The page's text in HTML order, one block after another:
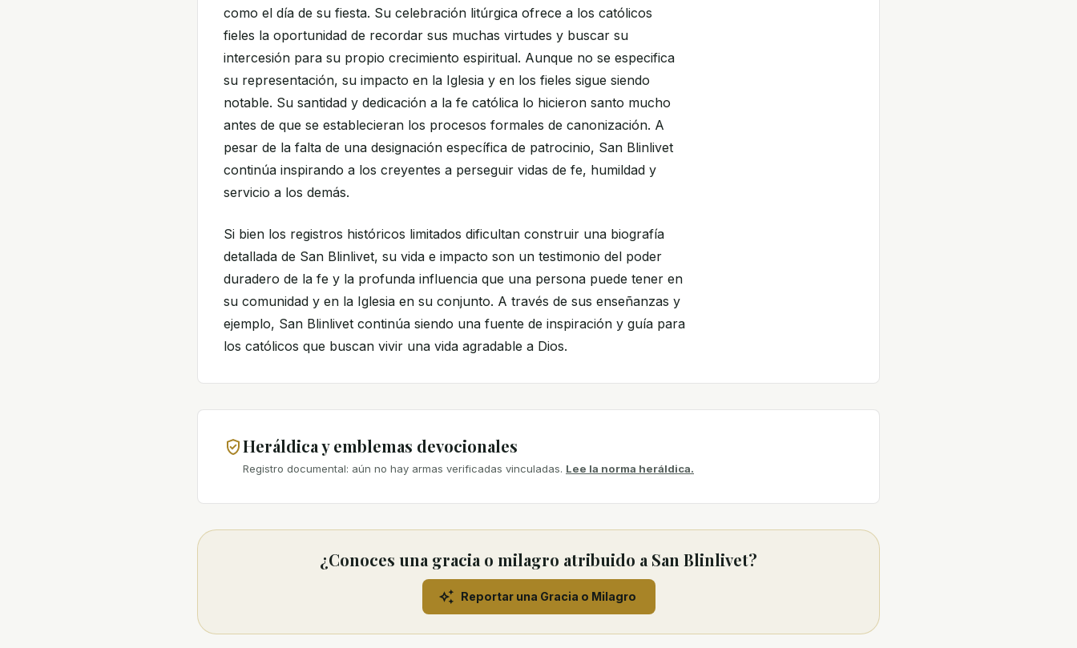
como el día de su fiesta. Su celebración litúrgica ofrece a los católicos
fieles la oportunidad de recordar sus muchas virtudes y buscar su
intercesión para su propio crecimiento espiritual. Aunque no se especifica
su representación, su impacto en la Iglesia y en los fieles sigue siendo
notable. Su santidad y dedicación a la fe católica lo hicieron santo mucho
antes de que se establecieran los procesos formales de canonización. A
pesar de la falta de una designación específica de patrocinio, San Blinlivet
continúa inspirando a los creyentes a perseguir vidas de fe, humildad y
servicio a los demás.
Si bien los registros históricos limitados dificultan construir una biografía
detallada de San Blinlivet, su vida e impacto son un testimonio del poder
duradero de la fe y la profunda influencia que una persona puede tener en
su comunidad y en la Iglesia en su conjunto. A través de sus enseñanzas y
ejemplo, San Blinlivet continúa siendo una fuente de inspiración y guía para
los católicos que buscan vivir una vida agradable a Dios.
Heráldica y emblemas devocionales
Registro documental: aún no hay armas verificadas vinculadas. Lee la norma heráldica.
¿Conoces una gracia o milagro atribuido a San Blinlivet?
Reportar una Gracia o Milagro